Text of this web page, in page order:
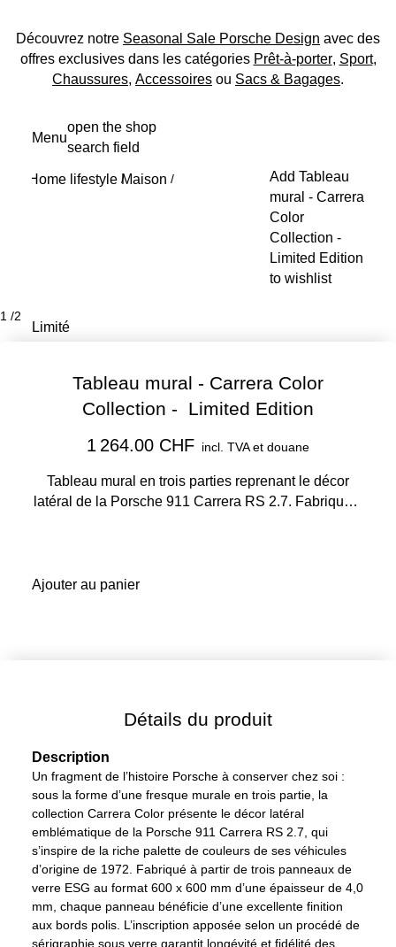
Découvrez notre Seasonal Sale Porsche Design avec des
offres exclusives dans les catégories Prêt-à-porter, Sport,
Chaussures, Accessoires ou Sacs & Bagages.
principal
Menu
open the shop
search field
Home lifestyle /Maison /
Add Tableau
mural - Carrera
Color
Collection -
Limited Edition
to wishlist
1 /2
Limité
Tableau mural - Carrera Color
Collection - Limited Edition
1 264.00 CHF incl. TVA et douane
Tableau mural en trois parties reprenant le décor
latéral de la Porsche 911 Carrera RS 2.7. Fabriqué à
Ajouter au panier
Détails du produit
Description
Un fragment de l’histoire Porsche à conserver chez soi :
sous la forme d’une fresque murale en trois partie, la
collection Carrera Color présente le décor latéral
emblématique de la Porsche 911 Carrera RS 2.7, qui
s’inspire de la riche palette de couleurs de ses véhicules
d’origine de 1972. Fabriqué à partir de trois panneaux de
verre ESG au format 600 x 600 mm d’une épaisseur de 4,0
mm, chaque panneau bénéficie d’une excellente finition
aux bords polis. L’inscription apposée selon un procédé de
sérigraphie sous verre garantit longévité et fidélité des